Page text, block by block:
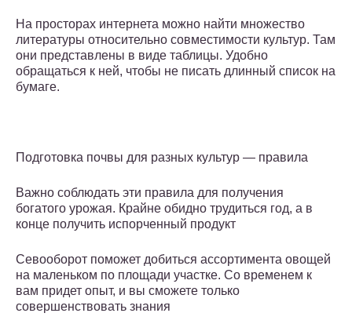
На просторах интернета можно найти множество
литературы относительно совместимости культур. Там
они представлены в виде таблицы. Удобно
обращаться к ней, чтобы не писать длинный список на
бумаге.
Подготовка почвы для разных культур — правила
Важно соблюдать эти правила для получения
богатого урожая. Крайне обидно трудиться год, а в
конце получить испорченный продукт
Севооборот поможет добиться ассортимента овощей
на маленьком по площади участке. Со временем к
вам придет опыт, и вы сможете только
совершенствовать знания